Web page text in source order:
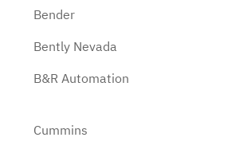
Bender
Bently Nevada
B&R Automation
Cummins